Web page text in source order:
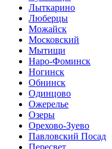
Лыткарино
Люберцы
Можайск
Московский
Мытищи
Наро-Фоминск
Ногинск
Обнинск
Одинцово
Ожерелье
Озеры
Орехово-Зуево
Павловский Посад
Пересвет